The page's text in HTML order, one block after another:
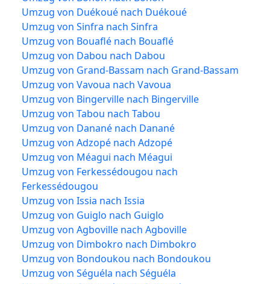
Umzug von Duékoué nach Duékoué
Umzug von Sinfra nach Sinfra
Umzug von Bouaflé nach Bouaflé
Umzug von Dabou nach Dabou
Umzug von Grand-Bassam nach Grand-Bassam
Umzug von Vavoua nach Vavoua
Umzug von Bingerville nach Bingerville
Umzug von Tabou nach Tabou
Umzug von Danané nach Danané
Umzug von Adzopé nach Adzopé
Umzug von Méagui nach Méagui
Umzug von Ferkessédougou nach
Ferkessédougou
Umzug von Issia nach Issia
Umzug von Guiglo nach Guiglo
Umzug von Agboville nach Agboville
Umzug von Dimbokro nach Dimbokro
Umzug von Bondoukou nach Bondoukou
Umzug von Séguéla nach Séguéla